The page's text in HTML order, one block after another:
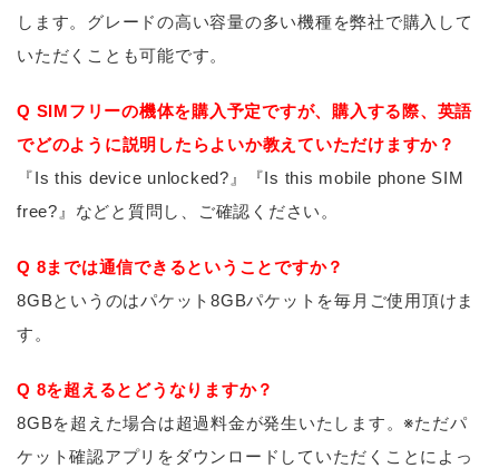
します。グレードの高い容量の多い機種を弊社で購入して
いただくことも可能です。
Q SIMフリーの機体を購入予定ですが、購入する際、英語
でどのように説明したらよいか教えていただけますか？
『Is this device unlocked?』『Is this mobile phone SIM
free?』などと質問し、ご確認ください。
Q 8までは通信できるということですか？
8GBというのはパケット8GBパケットを毎月ご使用頂けま
す。
Q 8を超えるとどうなりますか？
8GBを超えた場合は超過料金が発生いたします。※ただパ
ケット確認アプリをダウンロードしていただくことによっ